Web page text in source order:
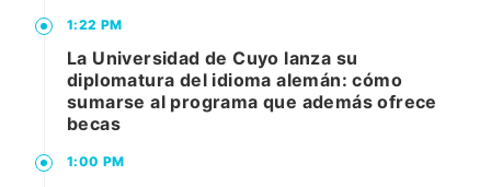
1:22 PM
La Universidad de Cuyo lanza su
diplomatura del idioma alemán: cómo
sumarse al programa que además ofrece
becas
1:00 PM